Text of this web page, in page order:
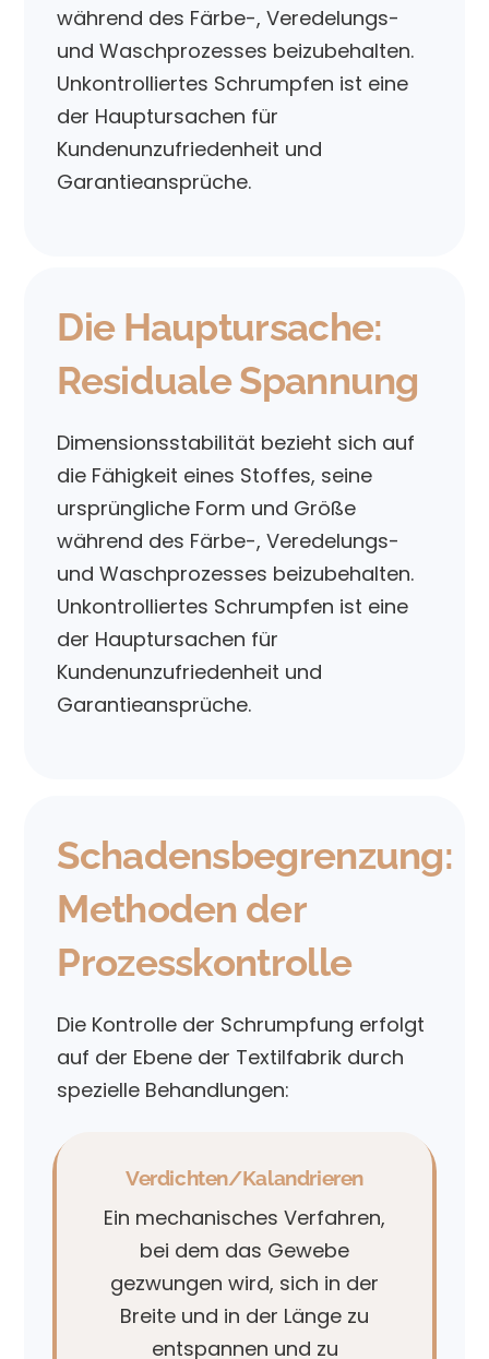
während des Färbe-, Veredelungs-
und Waschprozesses beizubehalten.
Unkontrolliertes Schrumpfen ist eine
der Hauptursachen für
Kundenunzufriedenheit und
Garantieansprüche.
Die Hauptursache:
Residuale Spannung
Dimensionsstabilität bezieht sich auf
die Fähigkeit eines Stoffes, seine
ursprüngliche Form und Größe
während des Färbe-, Veredelungs-
und Waschprozesses beizubehalten.
Unkontrolliertes Schrumpfen ist eine
der Hauptursachen für
Kundenunzufriedenheit und
Garantieansprüche.
Schadensbegrenzung:
Methoden der
Prozesskontrolle
Die Kontrolle der Schrumpfung erfolgt
auf der Ebene der Textilfabrik durch
spezielle Behandlungen:
Verdichten/Kalandrieren
Ein mechanisches Verfahren,
bei dem das Gewebe
gezwungen wird, sich in der
Breite und in der Länge zu
entspannen und zu